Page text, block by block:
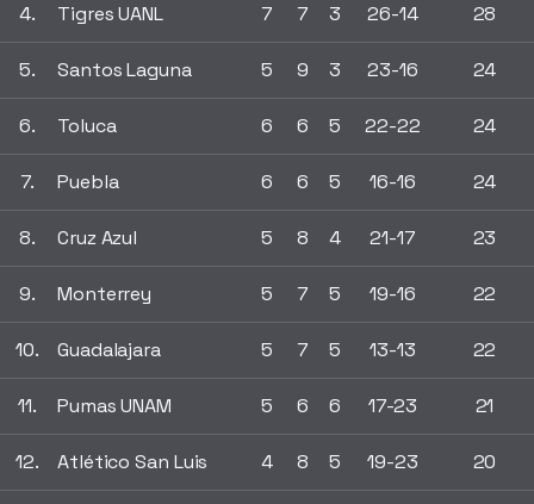
4. Tigres UANL 7 7 3 26-14 28
5. Santos Laguna 5 9 3 23-16 24
6. Toluca 6 6 5 22-22 24
7. Puebla 6 6 5 16-16 24
8. Cruz Azul 5 8 4 21-17 23
9. Monterrey 5 7 5 19-16 22
10. Guadalajara 5 7 5 13-13 22
11. Pumas UNAM 5 6 6 17-23 21
12. Atlético San Luis 4 8 5 19-23 20